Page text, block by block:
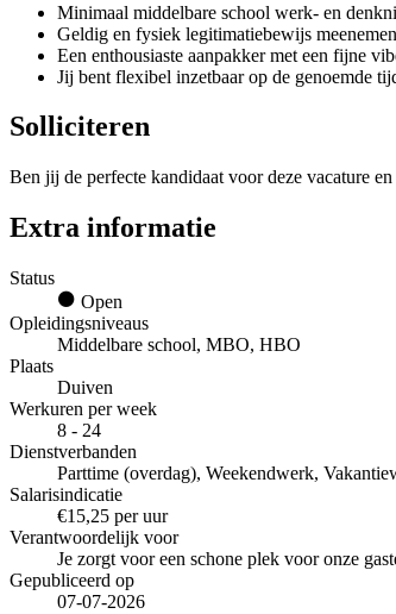
Minimaal middelbare school werk- en
Geldig en fysiek legitimatiebewijs
Een enthousiaste aanpakker met een fijne
Jij bent flexibel inzetbaar op de genoemde
Solliciteren
Ben jij de perfecte kandidaat voor deze vacature
Extra informatie
Status
Open
Opleidingsniveaus
Middelbare school, MBO, HBO
Plaats
Duiven
Werkuren per week
8 - 24
Dienstverbanden
Parttime (overdag), Weekendwerk,
Salarisindicatie
€15,25 per uur
Verantwoordelijk voor
Je zorgt voor een schone plek voor onze
Gepubliceerd op
07-07-2026